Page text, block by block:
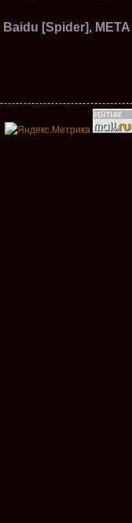
Baidu [Spider], META